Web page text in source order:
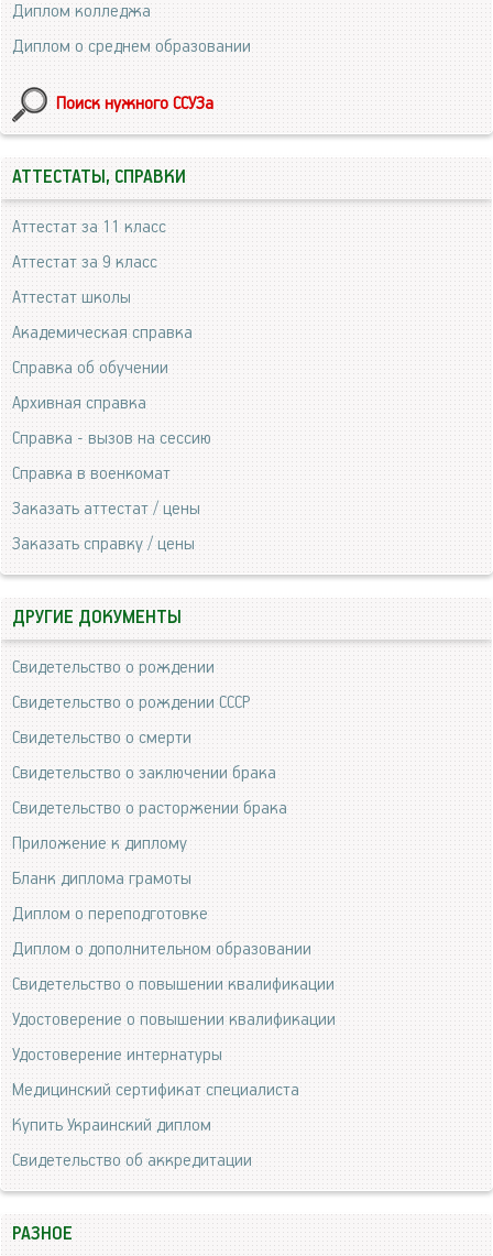
Диплом колледжа
Диплом о среднем образовании
Поиск нужного ССУЗа
АТТЕСТАТЫ, СПРАВКИ
Аттестат за 11 класс
Аттестат за 9 класс
Аттестат школы
Академическая справка
Справка об обучении
Архивная справка
Справка - вызов на сессию
Справка в военкомат
Заказать аттестат / цены
Заказать справку / цены
ДРУГИЕ ДОКУМЕНТЫ
Свидетельство о рождении
Свидетельство о рождении СССР
Свидетельство о смерти
Свидетельство о заключении брака
Свидетельство о расторжении брака
Приложение к диплому
Бланк диплома грамоты
Диплом о переподготовке
Диплом о дополнительном образовании
Свидетельство о повышении квалификации
Удостоверение о повышении квалификации
Удостоверение интернатуры
Медицинский сертификат специалиста
Купить Украинский диплом
Свидетельство об аккредитации
РАЗНОЕ